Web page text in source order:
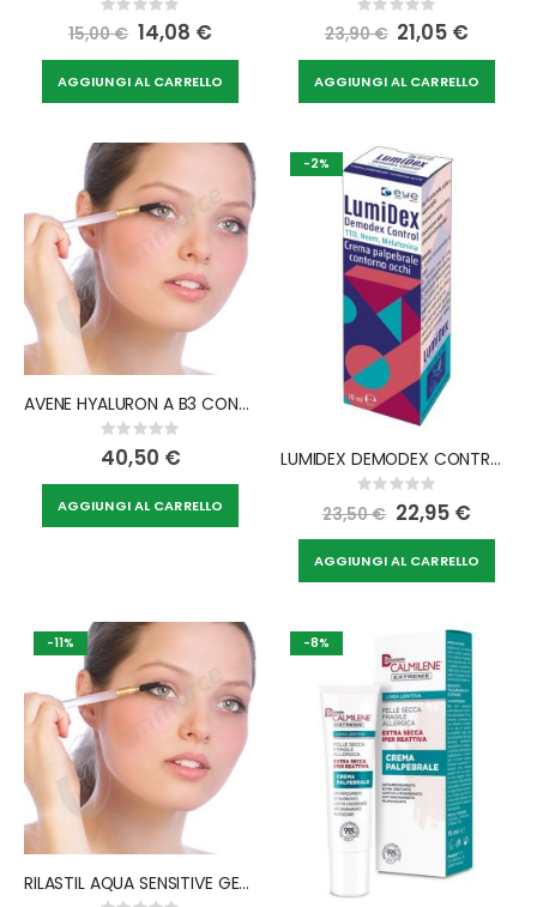
Rating:
0%
15,00 € Special
Price
14,08 €
AGGIUNGI AL CARRELLO
Rating:
0%
23,90 € Special
Price
21,05 €
AGGIUNGI AL CARRELLO
AVENE HYALURON A B3 CONT OCCHI
Rating:
0%
40,50 €
AGGIUNGI AL CARRELLO
-2%
LUMIDEX DEMODEX CONTROL 10 ML
Rating:
0%
23,50 € Special
Price
22,95 €
AGGIUNGI AL CARRELLO
-11%
RILASTIL AQUA SENSITIVE GEL CONTORNO OCCHI 15 ML
-8%